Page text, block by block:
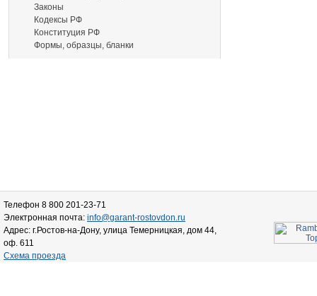
Законы
Кодексы РФ
Конституция РФ
Формы, образцы, бланки
Телефон 8 800 201-23-71
Электронная почта: info@garant-rostovdon.ru
Адрес: г.Ростов-на-Дону, улица Темерницкая, дом 44,
оф. 611
Схема проезда